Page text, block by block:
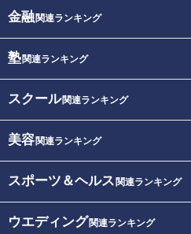
金融関連ランキング
塾関連ランキング
スクール関連ランキング
美容関連ランキング
スポーツ＆ヘルス 関連ランキング
ウエディング関連ランキング